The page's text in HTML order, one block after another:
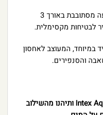
רצועה מסתובבת באורך 3
לבטיחות מקסימלית.
במיוחד, המעוצב לאחסון
והסנפירים.
השתדרגו הקיץ ל-Intex AquaQuest 320 ותיהנו מהשילוב